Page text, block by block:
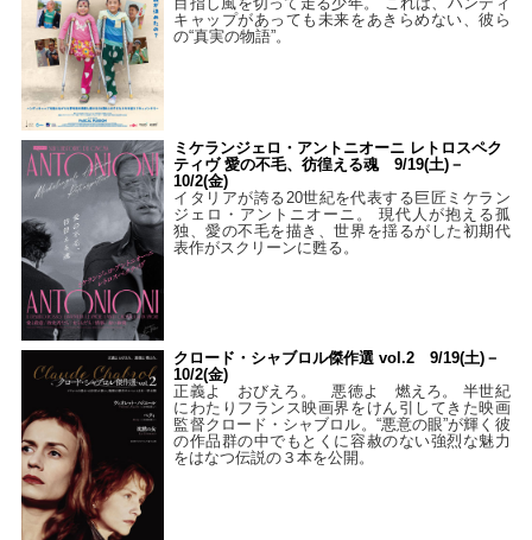
キャップがあっても未来をあきらめない、彼ら
の“真実の物語”。
ミケランジェロ・アントニオーニ レトロスペク
ティヴ 愛の不毛、彷徨える魂 9/19(土)－
10/2(金)
イタリアが誇る20世紀を代表する巨匠ミケラン
ジェロ・アントニオーニ。 現代人が抱える孤
独、愛の不毛を描き、世界を揺るがした初期代
表作がスクリーンに甦る。
クロード・シャブロル傑作選 vol.2 9/19(土)－
10/2(金)
正義よ おびえろ。 悪徳よ 燃えろ。 半世紀
にわたりフランス映画界をけん引してきた映画
監督クロード・シャブロル。“悪意の眼”が輝く彼
の作品群の中でもとくに容赦のない強烈な魅力
をはなつ伝説の３本を公開。